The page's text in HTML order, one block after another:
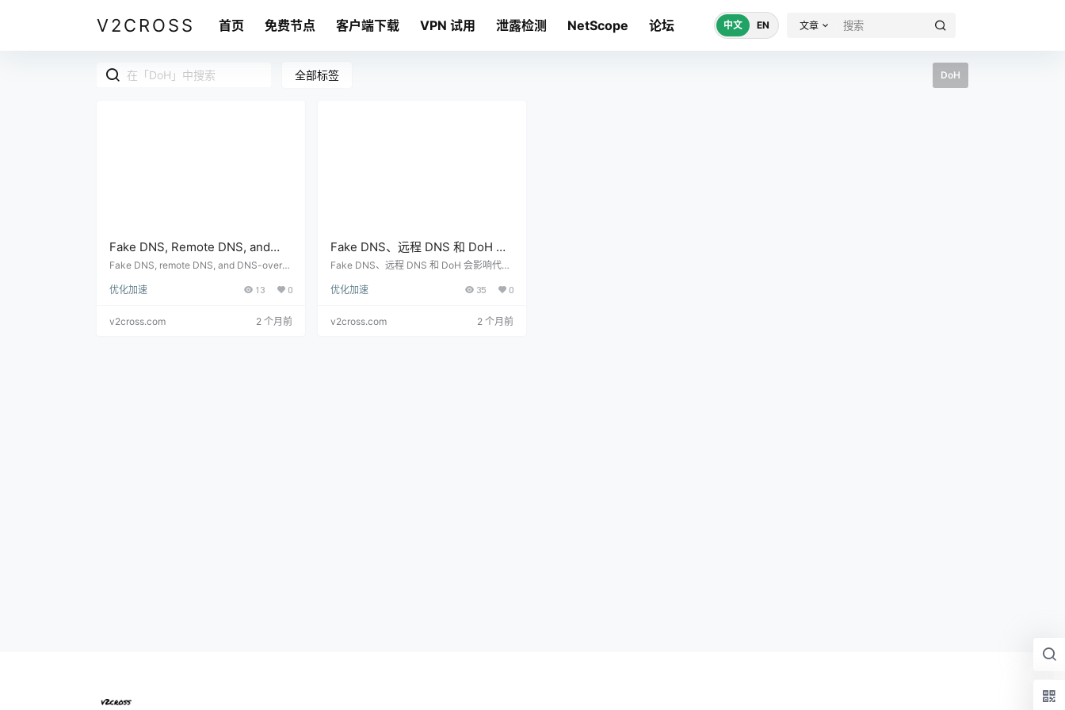
V2CROSS 首页 免费节点 客户端下载 VPN 试用 泄露检测 NetScope 论坛 中文 EN 文章
全部标签 DoH
Fake DNS, Remote DNS, and
DoH in VPN or Proxy Clients:
Fake DNS, remote DNS, and DNS-over-
on, domain matching, and compatibility in
优化加速 13 0
v2cross.com 2 个月前
Fake DNS、远程 DNS 和 DoH 怎
么选？代理客户端 DNS 技术配置
Fake DNS、远程 DNS 和 DoH 会影响代理
不同 DNS 模式适合什么场景。
优化加速 35 0
v2cross.com 2 个月前